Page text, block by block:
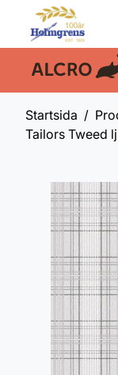
En del av:
Startsida
Tailors Tweed